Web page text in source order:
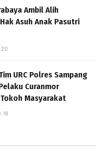
Ambil Alih
Asuh Anak Pasutri
URC Polres Sampang
Curanmor
Masyarakat